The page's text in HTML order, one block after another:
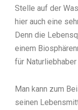
Stelle auf der
hier auch eine
Denn die
einem
für Naturliebhaber
Man kann zum
seinen